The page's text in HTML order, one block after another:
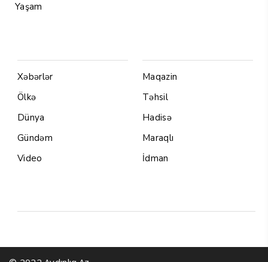
Yaşam
Xəbərlər
Ölkə
Dünya
Gündəm
Video
Maqazin
Təhsil
Hadisə
Maraqlı
İdman